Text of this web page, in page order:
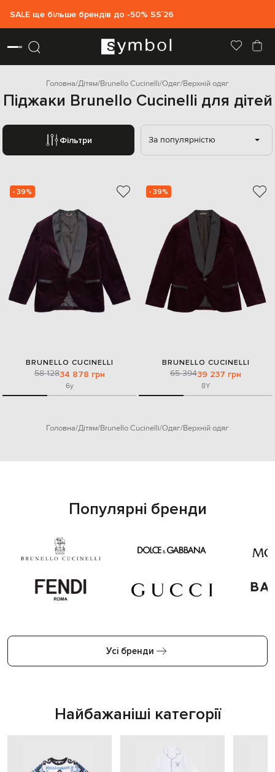
SALE ще більше брендів до -50% SS`26
Головна Дітям Brunello Cucinelli Одяг Верхній одяг
Піджаки Brunello Cucinelli для дітей
Фільтри За популярністю
- 39%
BRUNELLO CUCINELLI
58 12834 878 грн
6y
- 39%
BRUNELLO CUCINELLI
65 39439 237 грн
8Y
Головна Дітям Brunello Cucinelli Одяг Верхній одяг
Популярні бренди
Усі бренди
Найбажаніші категорії